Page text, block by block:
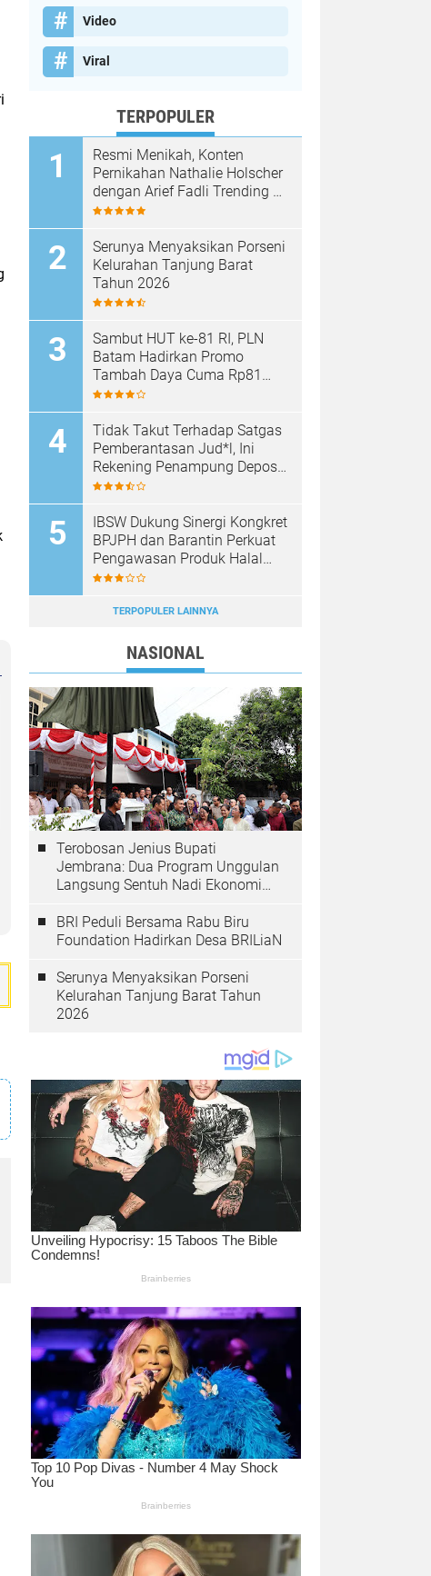
Video
Viral
TERPOPULER
Resmi Menikah, Konten
Pernikahan Nathalie Holscher
dengan Arief Fadli Trending di
TikTok, Tembus 75 Juta
Serunya Menyaksikan Porseni
Kelurahan Tanjung Barat
Tahun 2026
Sambut HUT ke-81 RI, PLN
Batam Hadirkan Promo
Tambah Daya Cuma Rp81
Ribu
Tidak Takut Terhadap Satgas
Pemberantasan Jud*l, Ini
Rekening Penampung Deposit
di Situs MENARA4D
IBSW Dukung Sinergi Kongkret
BPJPH dan Barantin Perkuat
Pengawasan Produk Halal
Impor
TERPOPULER LAINNYA
NASIONAL
Terobosan Jenius Bupati
Jembrana: Dua Program Unggulan
Langsung Sentuh Nadi Ekonomi
BRI Peduli Bersama Rabu Biru
Foundation Hadirkan Desa BRILiaN
Serunya Menyaksikan Porseni
Kelurahan Tanjung Barat Tahun
2026